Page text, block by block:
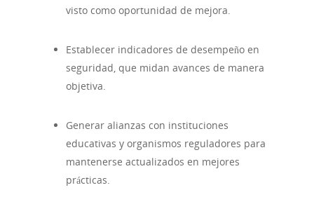
visto como oportunidad de mejora.
Establecer indicadores de desempeño en
seguridad, que midan avances de manera
objetiva.
Generar alianzas con instituciones
educativas y organismos reguladores para
mantenerse actualizados en mejores
prácticas.